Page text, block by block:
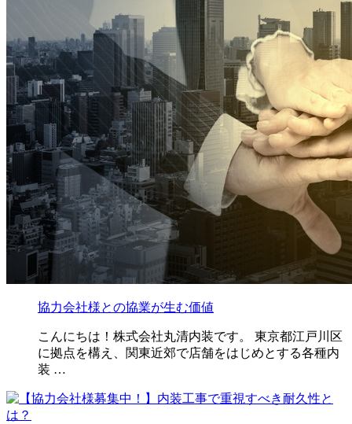
協力会社様との協業が生む価値
こんにちは！株式会社丸清内装です。 東京都江戸川区
に拠点を構え、関東近郊で店舗をはじめとする各種内
装 …